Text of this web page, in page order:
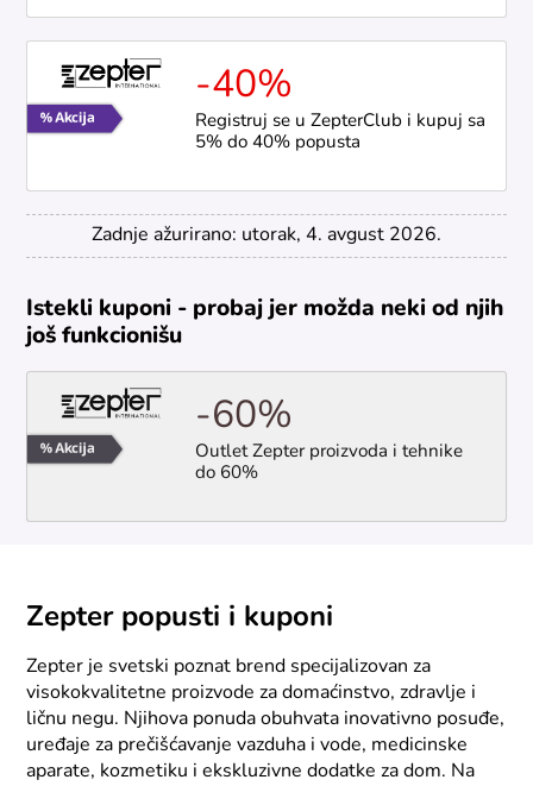
-40%
Registruj se u ZepterClub i kupuj sa
5% do 40% popusta
Zadnje ažurirano: utorak, 4. avgust 2026.
Istekli kuponi - probaj jer možda neki od njih
još funkcionišu
-60%
Outlet Zepter proizvoda i tehnike
do 60%
Zepter popusti i kuponi
Zepter je svetski poznat brend specijalizovan za
visokokvalitetne proizvode za domaćinstvo, zdravlje i
ličnu negu. Njihova ponuda obuhvata inovativno posuđe,
uređaje za prečišćavanje vazduha i vode, medicinske
aparate, kozmetiku i ekskluzivne dodatke za dom. Na